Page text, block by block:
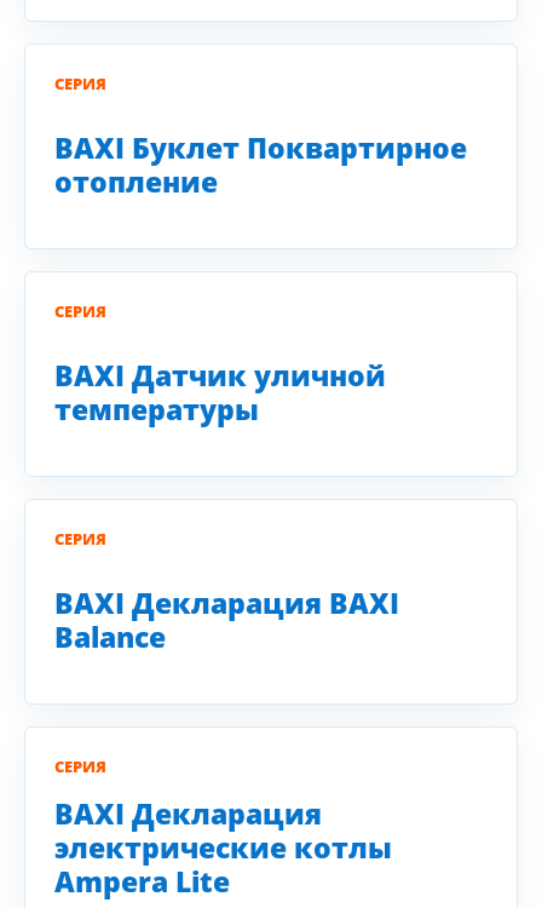
СЕРИЯ
BAXI Буклет Поквартирное
отопление
СЕРИЯ
BAXI Датчик уличной
температуры
СЕРИЯ
BAXI Декларация BAXI
Balance
СЕРИЯ
BAXI Декларация
электрические котлы
Ampera Lite